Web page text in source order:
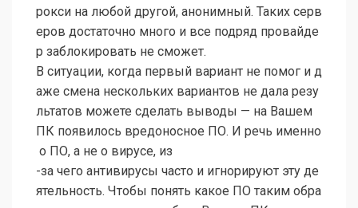
рокси на любой другой, анонимный. Таких серв
еров достаточно много и все подряд провайде
р заблокировать не сможет.
В ситуации, когда первый вариант не помог и д
аже смена нескольких вариантов не дала резу
льтатов можете сделать выводы — на Вашем
ПК появилось вредоносное ПО. И речь именно
о ПО, а не о вирусе, из
-за чего антивирусы часто и игнорируют эту де
ятельность. Чтобы понять какое ПО таким обра